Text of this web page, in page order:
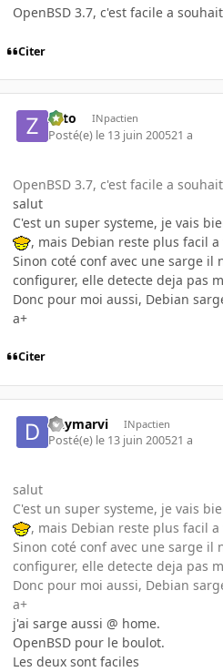
OpenBSD 3.7, c'est facile a souhait
Citer
zoto INpactien
Posté(e) le 13 juin 200521 a
OpenBSD 3.7, c'est facile a souhait
salut
C'est un super systeme, je vais
, mais Debian reste plus facil a
Sinon coté conf avec une sarge il
configurer, elle detecte deja pas
Donc pour moi aussi, Debian
a+
Citer
Daymarvi INpactien
Posté(e) le 13 juin 200521 a
salut
C'est un super systeme, je vais
, mais Debian reste plus facil a
Sinon coté conf avec une sarge il
configurer, elle detecte deja pas
Donc pour moi aussi, Debian
a+
j'ai sarge aussi @ home.
OpenBSD pour le boulot.
Les deux sont faciles